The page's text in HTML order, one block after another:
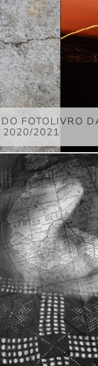
DO FOTOLIVRO
2020/2021